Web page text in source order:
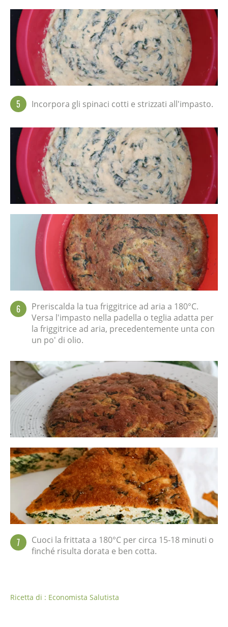
5 Incorpora gli spinaci cotti e strizzati all'impasto.
6
Preriscalda la tua friggitrice ad aria a 180°C.
Versa l'impasto nella padella o teglia adatta per
la friggitrice ad aria, precedentemente unta con
un po' di olio.
7
Cuoci la frittata a 180°C per circa 15-18 minuti o
finché risulta dorata e ben cotta.
Ricetta di : Economista Salutista